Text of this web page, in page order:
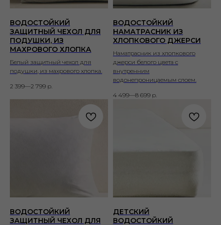
ВОДОСТОЙКИЙ
ЗАЩИТНЫЙ ЧЕХОЛ ДЛЯ
ПОДУШКИ, ИЗ
МАХРОВОГО ХЛОПКА
Белый защитный чехол для
подушки, из махрового хлопка.
2 399—2 799 р.
ВОДОСТОЙКИЙ
НАМАТРАСНИК ИЗ
ХЛОПКОВОГО ДЖЕРСИ
Наматрасник из хлопкового
джерси белого цвета с
внутренним
водонепроницаемым слоем.
4 499—8 699 р.
ВОДОСТОЙКИЙ
ЗАЩИТНЫЙ ЧЕХОЛ ДЛЯ
ДЕТСКИЙ
ВОДОСТОЙКИЙ